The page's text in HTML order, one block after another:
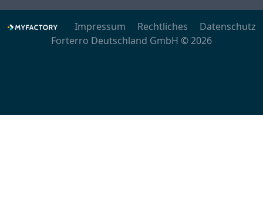
Impressum Rechtliches
Datenschutz
Forterro Deutschland GmbH © 2026